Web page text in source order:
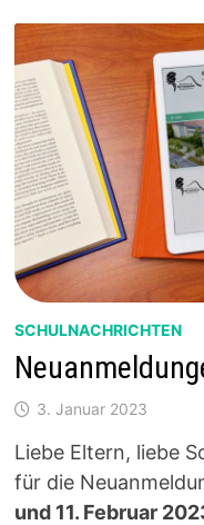
SCHULNACHRICHTEN
3. Januar 2023
Liebe Eltern, liebe
für die
und 11. Februar